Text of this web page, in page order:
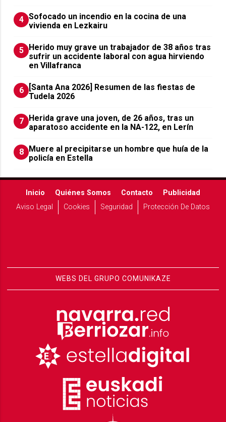
4 Sofocado un incendio en la cocina de una
vivienda en Lezkairu
5 Herido muy grave un trabajador de 38 años tras
sufrir un accidente laboral con agua hirviendo
en Villafranca
6
[Santa Ana 2026] Resumen de las fiestas de
Tudela 2026
7 Herida grave una joven, de 26 años, tras un
aparatoso accidente en la NA-122, en Lerín
8 Muere al precipitarse un hombre que huía de la
policía en Estella
Inicio Quiénes Somos Contacto
Publicidad
Aviso Legal
Cookies Seguridad Protección De Datos
WEBS DEL GRUPO COMUNIKAZE